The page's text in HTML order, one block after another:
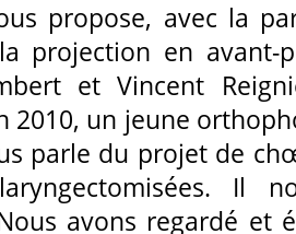
propose, avec la
projection en
et Vincent
2010, un jeune
parle du projet de
Il
avons regardé et